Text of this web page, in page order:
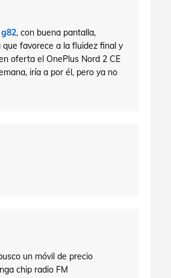
, con buena pantalla,
favorece a la fluidez final y
oferta el OnePlus Nord 2 CE
iría a por él, pero ya no
un móvil de precio
chip radio FM